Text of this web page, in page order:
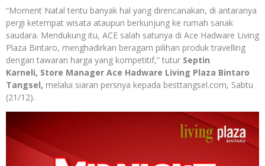
“Moment Natal tentu banyak hal yang direncanakan, di antaranya
pergi ketempat wisata ataupun berkunjung ke rumah sanak
saudara. Mendukung itu, ACE salah satunya di Ace Hadware Living
Plaza Bintaro, menghadirkan beragam pilihan produk travelling
dengan tawaran harga yang kompetitif,” tutur Septin
Karneli, Store Manager Ace Hadware Living Plaza Bintaro
Tangsel, melalui siaran persnya kepada besttangsel.com, Sabtu
(21/12).